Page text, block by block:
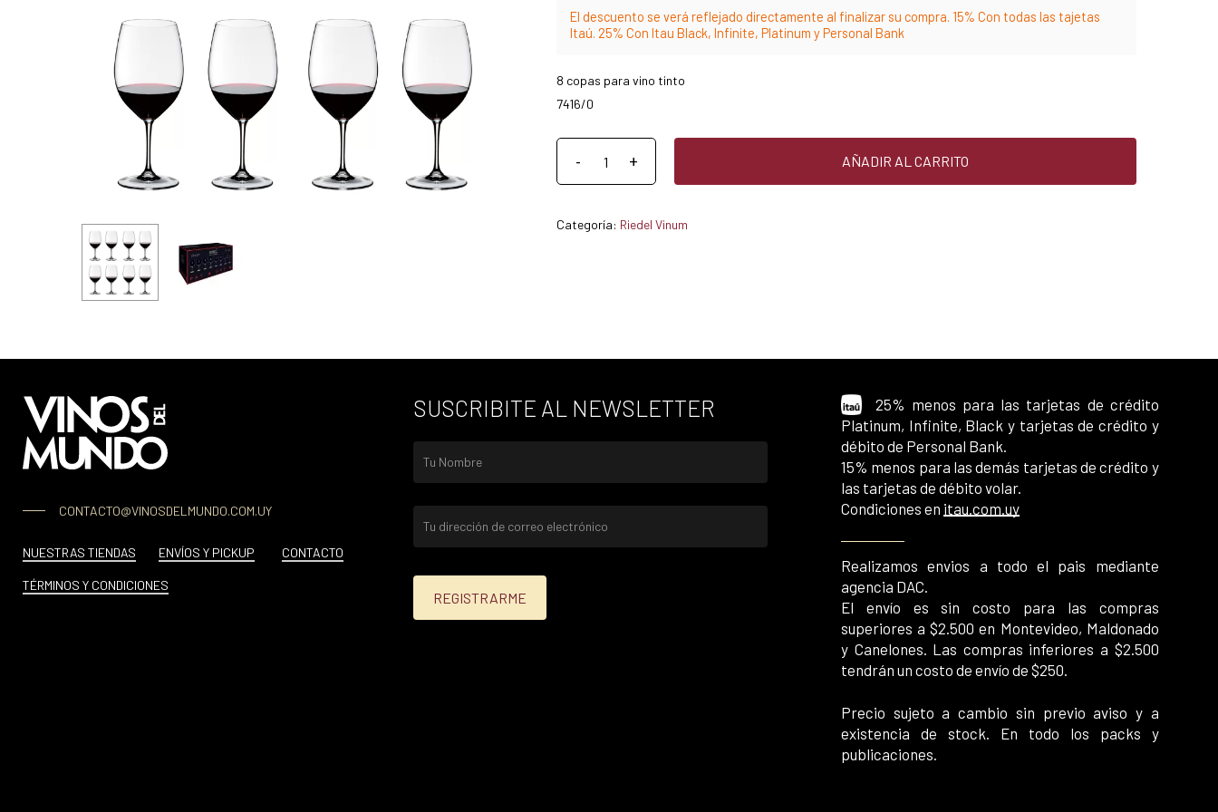
El descuento se verá reflejado directamente al finalizar su compra. 15% Con todas las tajetas
Itaú. 25% Con Itau Black, Infinite, Platinum y Personal Bank
8 copas para vino tinto
7416/0
AÑADIR AL CARRITO
Categoría: Riedel Vinum
CONTACTO@VINOSDELMUNDO.COM.UY
NUESTRAS TIENDAS ENVÍOS Y PICKUP CONTACTO
TÉRMINOS Y CONDICIONES
SUSCRIBITE AL NEWSLETTER
25% menos para las tarjetas de crédito
Platinum, Infinite, Black y tarjetas de crédito y
débito de Personal Bank.
15% menos para las demás tarjetas de crédito y
las tarjetas de débito volar.
Condiciones en itau.com.uy
Realizamos envios a todo el pais mediante
agencia DAC.
El envío es sin costo para las compras
superiores a $2.500 en Montevideo, Maldonado
y Canelones. Las compras inferiores a $2.500
tendrán un costo de envío de $250.
Precio sujeto a cambio sin previo aviso y a
existencia de stock. En todo los packs y
publicaciones.